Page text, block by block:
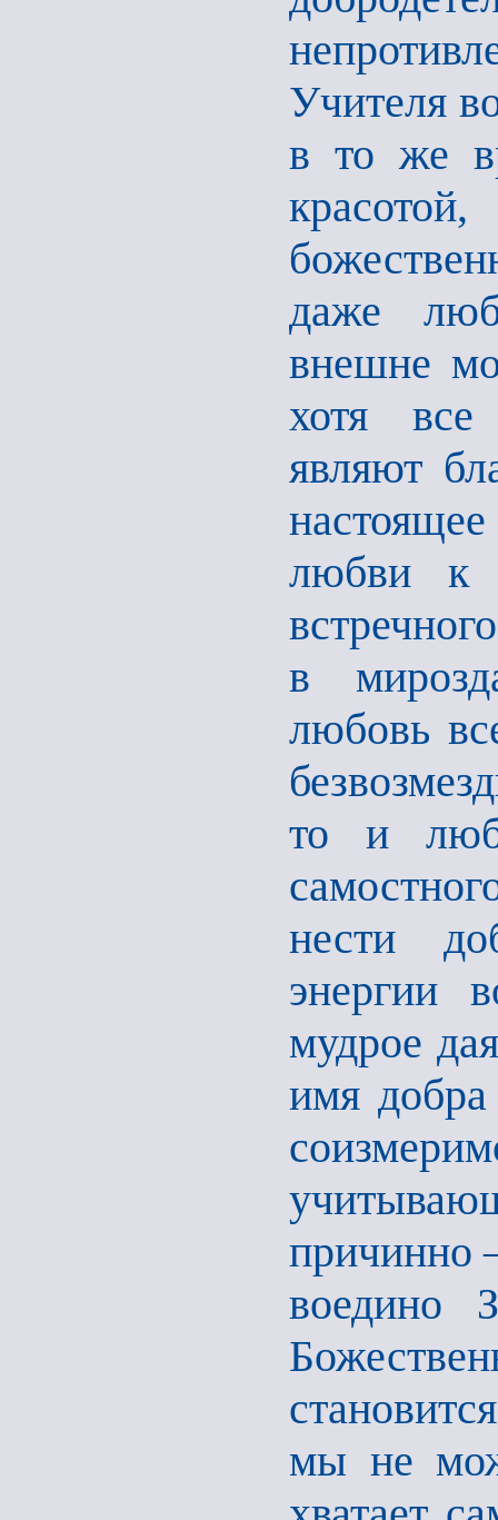
Учителя
в то же
даже
внешне
хотя
являют
любви к
в
любовь
то и
нести
энергии
мудрое
имя
причинно
воедино
мы не